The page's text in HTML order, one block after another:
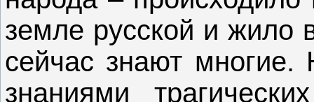
земле русской и жило
сейчас знают
знаниями